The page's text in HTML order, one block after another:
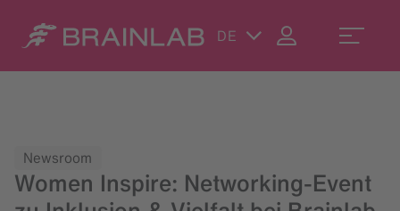
DE
Newsroom
Women Inspire: Networking-Event